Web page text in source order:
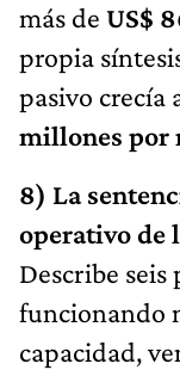
más de US$
propia
pasivo crecía
millones por
8) La
operativo de
Describe
funcionando
capacidad,